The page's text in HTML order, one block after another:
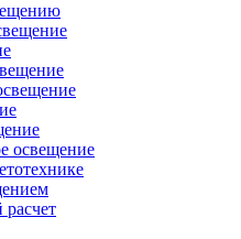
освещение
расчет